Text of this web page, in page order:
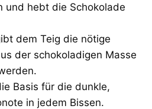
und hebt die Schokolade
dem Teig die nötige
der schokoladigen Masse
Basis für die dunkle,
in jedem Bissen.